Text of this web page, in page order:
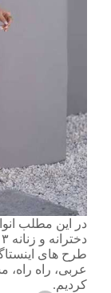
در این مطلب
طرح های
عربی، راه راه،
کردیم.